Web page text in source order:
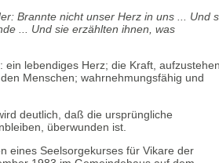
Brannte nicht unser Herz in uns ... Und
... Und sie erzählten ihnen, was
ein lebendiges Herz; die Kraft, aufzustehen
Menschen; wahrnehmungsfähig und
deutlich, daß die ursprüngliche
überwunden ist.
eines Seelsorgekurses für Vikare der